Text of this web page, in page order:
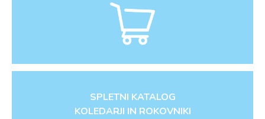
SPLETNI KATALOG
KOLEDARJI IN ROKOVNIKI